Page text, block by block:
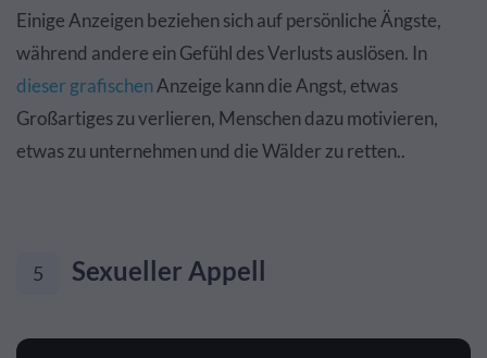
Einige Anzeigen beziehen sich auf persönliche Ängste,
während andere ein Gefühl des Verlusts auslösen. In
dieser grafischenAnzeige kann die Angst, etwas
Großartiges zu verlieren, Menschen dazu motivieren,
etwas zu unternehmen und die Wälder zu retten..
5 Sexueller Appell